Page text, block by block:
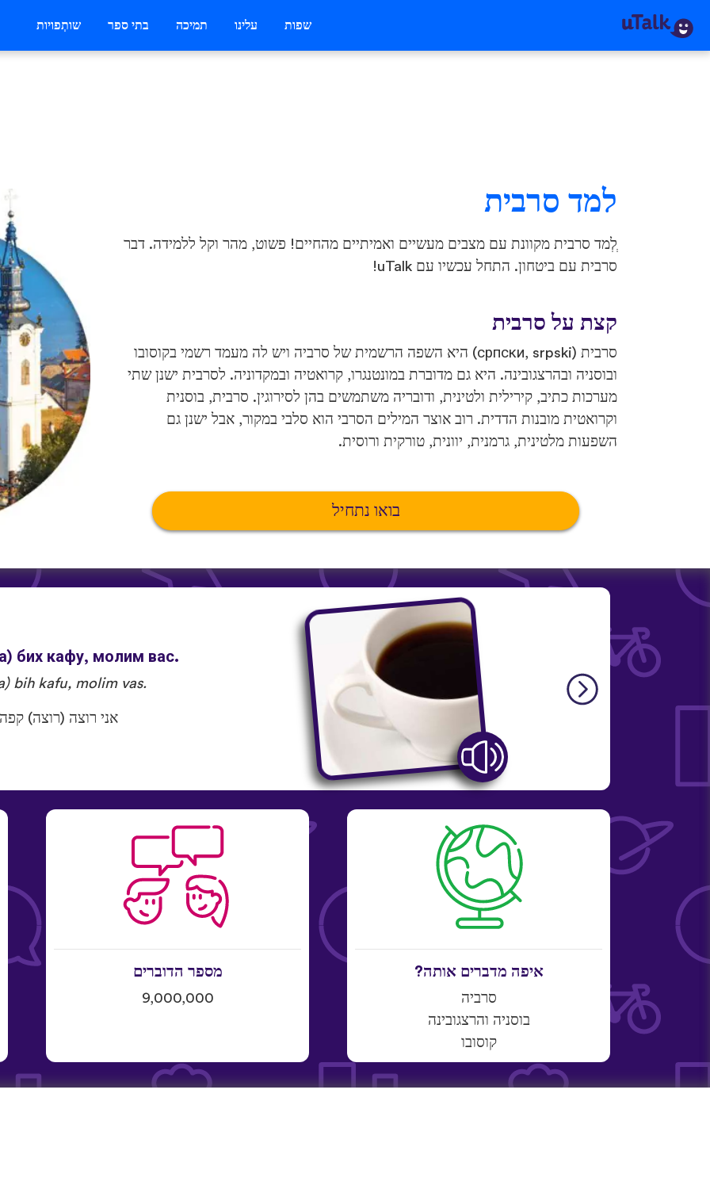
שפות עלינו תמיכה בתי ספר שותְפויות
למד סרבית
ְלְמד סרבית מקוונת עם מצבים מעשיים ואמיתיים מהחיים! פשוט, מהר וקל ללמידה. דבר
סרבית עם ביטחון. התחל עכשיו עם uTalk!
קצת על סרבית
סרבית (српски, srpski) היא השפה הרשמית של סרביה ויש לה מעמד רשמי בקוסובו
ובוסניה ובהרצגובינה. היא גם מדוברת במונטנגרו, קרואטיה ובמקדוניה. לסרבית ישנן שתי
מערכות כתיב, קירילית ולטינית, ודובריה משתמשים בהן לסירוגין. סרבית, בוסנית
וקרואטית מובנות הדדית. רוב אוצר המילים הסרבי הוא סלבי במקור, אבל ישנן גם
השפעות מלטינית, גרמנית, יוונית, טורקית ורוסית.
בואו נתחיל
бих кафу, молим вас.
bih kafu, molim vas.
אני רוצה (רוצה)
איפה מדברים אותה?
סרביה
בוסניה והרצגובינה
קוסובו
מספר הדוברים
9,000,000